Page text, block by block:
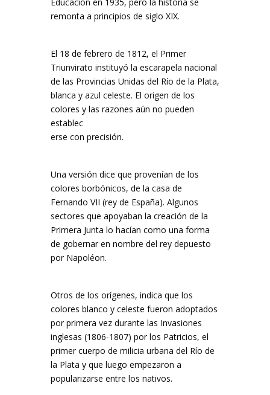
remonta a principios de siglo XIX.
El 18 de febrero de 1812, el Primer
Triunvirato instituyó la escarapela nacional
de las Provincias Unidas del Río de la Plata,
blanca y azul celeste. El origen de los
colores y las razones aún no pueden
establec
erse con precisión.
Una versión dice que provenían de los
colores borbónicos, de la casa de
Fernando VII (rey de España). Algunos
sectores que apoyaban la creación de la
Primera Junta lo hacían como una forma
de gobernar en nombre del rey depuesto
por Napoléon.
Otros de los orígenes, indica que los
colores blanco y celeste fueron adoptados
por primera vez durante las Invasiones
inglesas (1806-1807) por los Patricios, el
primer cuerpo de milicia urbana del Río de
la Plata y que luego empezaron a
popularizarse entre los nativos.